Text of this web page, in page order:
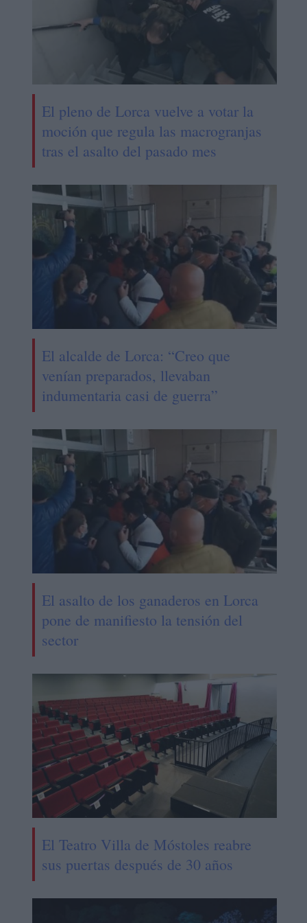
El pleno de Lorca vuelve a votar la
moción que regula las macrogranjas
tras el asalto del pasado mes
El alcalde de Lorca: “Creo que
venían preparados, llevaban
indumentaria casi de guerra”
El asalto de los ganaderos en Lorca
pone de manifiesto la tensión del
sector
El Teatro Villa de Móstoles reabre
sus puertas después de 30 años